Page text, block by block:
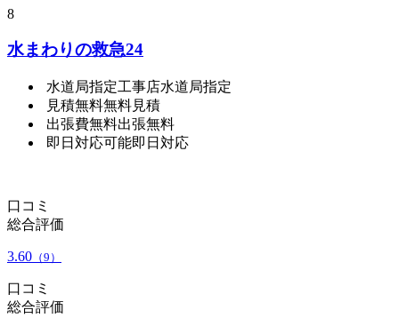
8
水まわりの救急24
水道局指定工事店水道局指定
見積無料無料見積
出張費無料出張無料
即日対応可能即日対応
口コミ
総合評価
3.60 （9）
口コミ
総合評価